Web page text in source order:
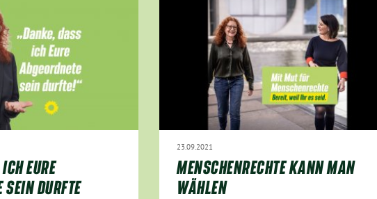
EURE
SEIN DURFTE
23.09.2021
MENSCHENRECHTE KANN MAN
WÄHLEN